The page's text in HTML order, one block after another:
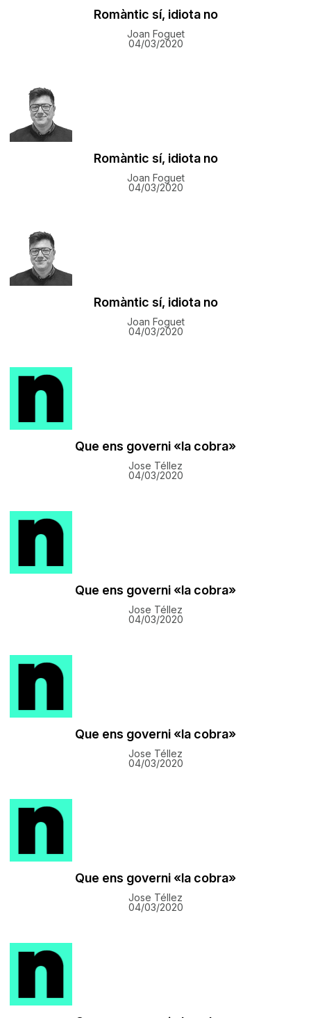
Romàntic sí, idiota no
Joan Foguet
04/03/2020
Romàntic sí, idiota no
Joan Foguet
04/03/2020
Romàntic sí, idiota no
Joan Foguet
04/03/2020
​Que ens governi «la cobra»
Jose Téllez
04/03/2020
​Que ens governi «la cobra»
Jose Téllez
04/03/2020
​Que ens governi «la cobra»
Jose Téllez
04/03/2020
​Que ens governi «la cobra»
Jose Téllez
04/03/2020